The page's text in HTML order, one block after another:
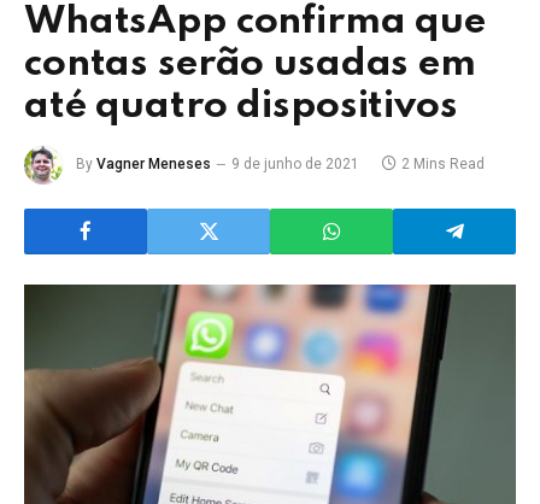
WhatsApp confirma que
contas serão usadas em
até quatro dispositivos
By Vagner Meneses 9 de junho de 2021 2 Mins Read